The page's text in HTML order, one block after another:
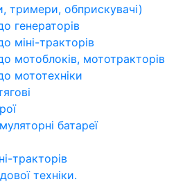
тримери, обприскувачі)
генераторів
міні-тракторів
мотоблоків, мототракторів
мототехніки
батареї
тракторів
техніки.